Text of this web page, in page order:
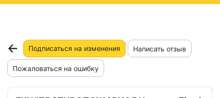
Подписаться на изменения Написать отзыв
Пожаловаться на ошибку